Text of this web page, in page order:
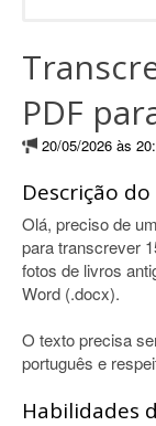
PDF
20/05/2026 às
Descrição
Olá, preciso de
para transcrever
fotos de livros
Word (.docx).
O texto precisa
português e
Habilidades